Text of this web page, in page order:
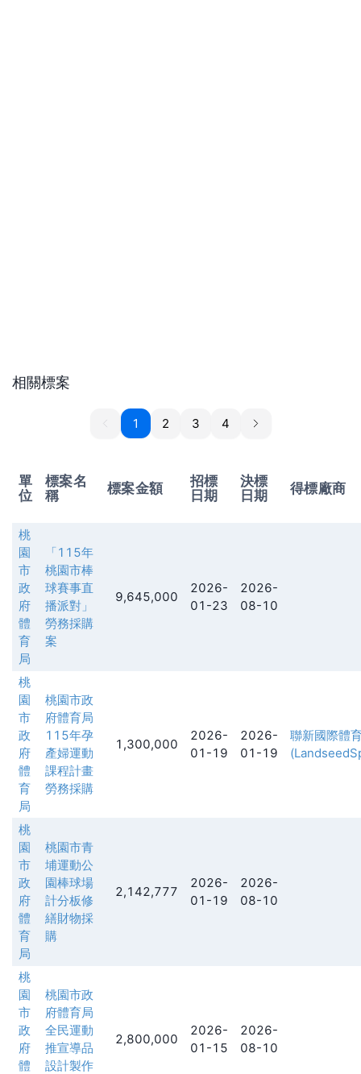
相關標案
11 2 3 4
單
位
標案名
稱
標案金額
招標
日期
決標
日期
得標廠商
桃
園
市
政
府
體
育
局
「115年
桃園市棒
球賽事直
播派對」
勞務採購
案
9,645,000
2026-
01-23
2026-
08-10
桃
園
市
政
府
體
育
局
桃園市政
府體育局
115年孕
產婦運動
課程計畫
勞務採購
1,300,000
2026-
01-19
2026-
01-19
聯新國際體
桃
園
市
政
府
體
育
局
桃園市青
埔運動公
園棒球場
計分板修
繕財物採
購
2,142,777
2026-
01-19
2026-
08-10
桃
園
市
政
府
體
桃園市政
府體育局
全民運動
推宣導品
設計製作
2,800,000
2026-
01-15
2026-
08-10